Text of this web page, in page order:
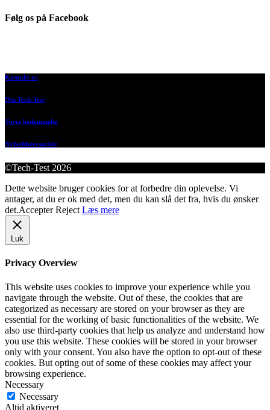
Følg os på Facebook
Kontakt os
Om Tech-Test
Vores bedømmelse
Nyhedsbrevsarkiv
©Tech-Test 2026
Dette website bruger cookies for at forbedre din oplevelse. Vi
antager, at du er ok med det, men du kan slå det fra, hvis du ønsker
det.Accepter Reject Læs mere
Luk
Privacy Overview
This website uses cookies to improve your experience while you
navigate through the website. Out of these, the cookies that are
categorized as necessary are stored on your browser as they are
essential for the working of basic functionalities of the website. We
also use third-party cookies that help us analyze and understand how
you use this website. These cookies will be stored in your browser
only with your consent. You also have the option to opt-out of these
cookies. But opting out of some of these cookies may affect your
browsing experience.
Necessary
Necessary
Altid aktiveret